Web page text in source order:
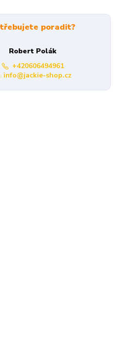
poradit?
Robert Polák
+420606494961
info@jackie-shop.cz